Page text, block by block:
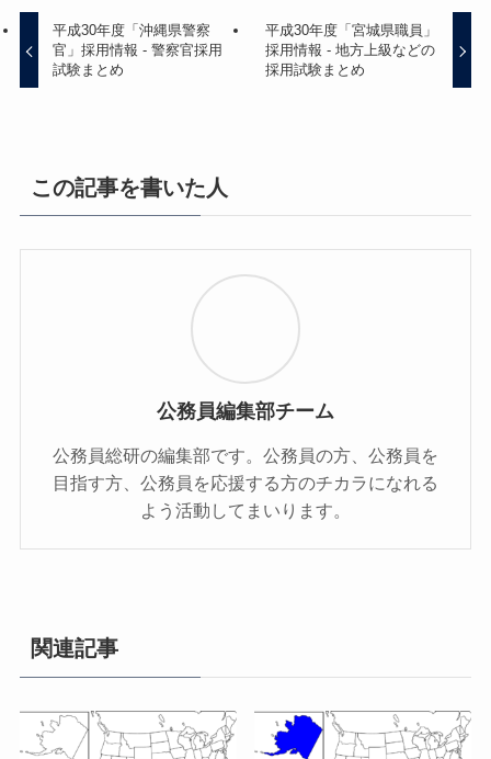
平成30年度「沖縄県警察
官」採用情報 - 警察官採用
試験まとめ
平成30年度「宮城県職員」
採用情報 - 地方上級などの
採用試験まとめ
この記事を書いた人
公務員編集部チーム
公務員総研の編集部です。公務員の方、公務員を
目指す方、公務員を応援する方のチカラになれる
よう活動してまいります。
関連記事